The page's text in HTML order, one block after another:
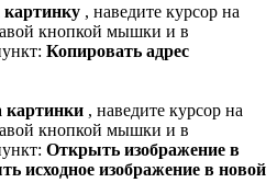
, наведите курсор на
кнопкой мышки и в
Копировать адрес
картинки , наведите курсор на
кнопкой мышки и в
Открыть изображение в
исходное изображение в новой